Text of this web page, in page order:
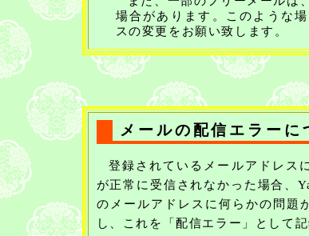
場合があります。このような
スの変更をお願い致します。
メールの配信エラーに
登録されているメールアドレス
が正常に受信されなかった場合、
のメールアドレスに何らかの問題
し、これを「配信エラー」として記